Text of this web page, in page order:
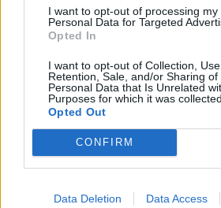
I want to opt-out of processing my
Personal Data for Targeted
Opted In
I want to opt-out of Collection, Use,
Retention, Sale, and/or Sharing of
Personal Data that Is Unrelated
Purposes for which it was collected.
Opted Out
CONFIRM
Data Deletion Data Access
Pourquoi le bouton start/
des voitures électriques
Auto Pour Vous 5 août 2026